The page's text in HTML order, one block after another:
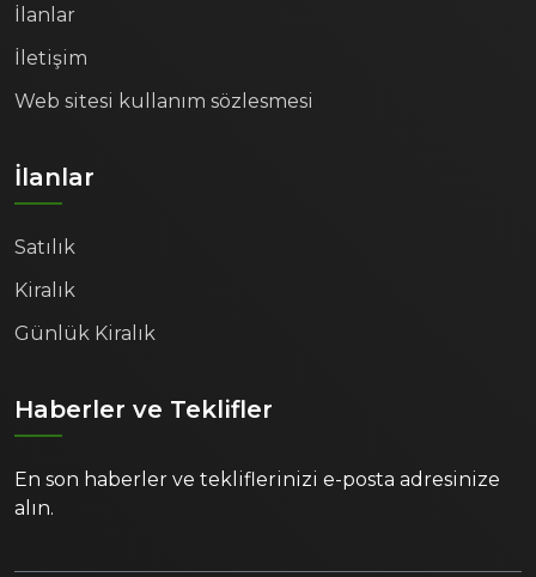
İlanlar
İletişim
Web sitesi kullanım sözlesmesi
İlanlar
Satılık
Kiralık
Günlük Kiralık
Haberler ve Teklifler
En son haberler ve tekliflerinizi e-posta adresinize
alın.